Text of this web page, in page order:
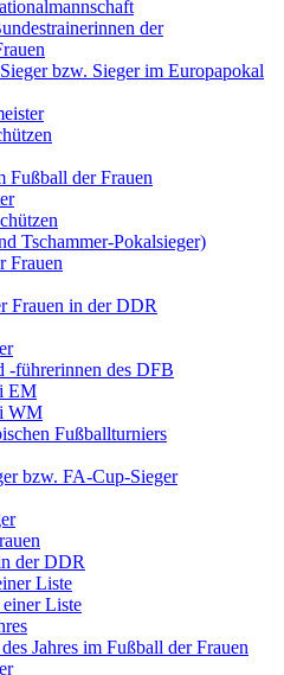
der
bzw. Sieger im Europapokal
Fußball der Frauen
Tschammer-Pokalsieger)
Frauen
Frauen in der DDR
-führerinnen des DFB
EM
WM
Fußballturniers
bzw. FA-Cup-Sieger
der DDR
Liste
Liste
Jahres im Fußball der Frauen